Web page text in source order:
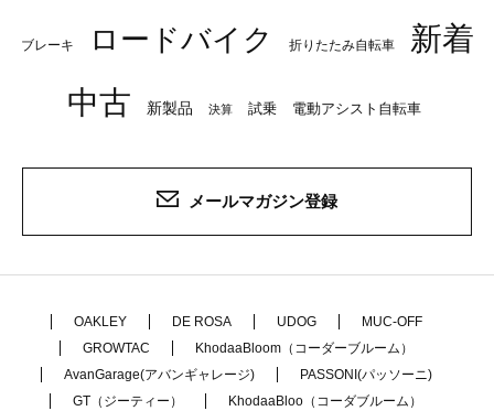
ブレーキ ロードバイク 折りたたみ自転車
新着
中古
新製品 決算 試乗 電動アシスト自転車
メールマガジン登録
OAKLEY DE ROSA UDOG
MUC-OFF
GROWTAC
KhodaaBloom（コーダーブルーム）
AvanGarage(アバンギャレージ)
PASSONI(パッソーニ)
GT（ジーティー）
KhodaaBloo（コーダブルーム）